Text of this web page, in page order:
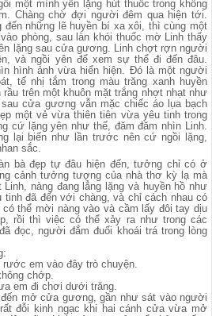
một mình yên lặng hút thuốc trong không
Chàng chờ đợi người đêm qua hiện tới.
đến những lẽ huyền bí xa xôi, thì cùng một
phòng, sau làn khói thuốc mờ Linh thấy
lặng sau cửa gương. Linh chợt rợn người
và ngồi yên để xem sự thể đi đến đâu.
hình ảnh vừa hiển hiện. Đó là một người
tế nhị tắm trong màu trăng xanh huyền
trên một khuôn mặt trắng nhợt nhạt như
cửa gương vẫn mặc chiếc áo lụa bạch
một vẻ vừa thiên tiên vừa yêu tinh trong
cứ lặng yên như thế, đăm đăm nhìn Linh.
lại biến như lần trước nên cứ ngồi lặng,
sắc.
bà đẹp tự đâu hiện đến, tưởng chỉ có ở
cảnh tưởng tượng của nhà thơ kỳ lạ mà
nàng đang lẳng lặng và huyền hồ như
tinh đã đến với chàng, và chỉ cách nhau có
thể mời nàng vào và cầm lấy đôi tay dịu
rồi thì việc có thể xảy ra như trong các
đọc, người đắm đuối khoái trá trong lòng
em vào đây trò chuyện.
chớp.
em đi chơi dưới trăng.
mở cửa gương, gần như sát vào người
đỗi kinh ngạc khi hai cánh cửa vừa mở